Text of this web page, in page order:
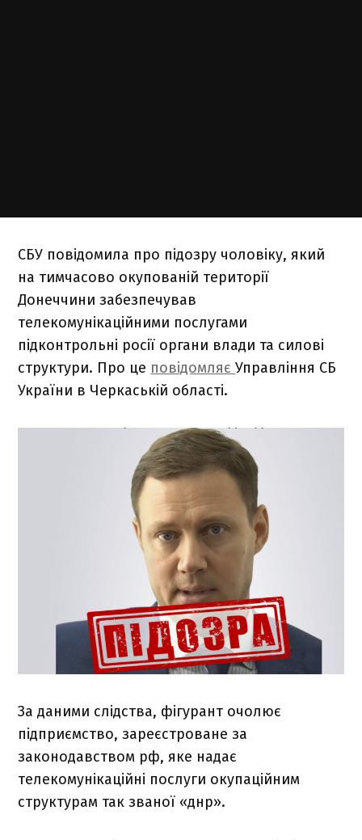
СБУ повідомила про підозру чоловіку, який
на тимчасово окупованій території
Донеччини забезпечував
телекомунікаційними послугами
підконтрольні росії органи влади та силові
структури. Про це повідомляєУправління СБ
України в Черкаській області.
За даними слідства, фігурант очолює
підприємство, зареєстроване за
законодавством рф, яке надає
телекомунікаційні послуги окупаційним
структурам так званої «днр».